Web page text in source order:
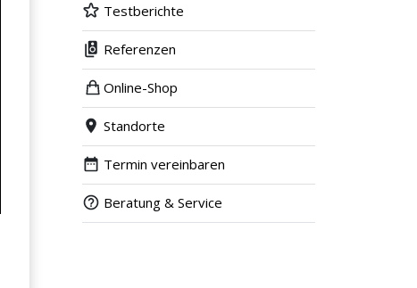
Testberichte
Referenzen
Online-Shop
Standorte
Termin vereinbaren
Beratung & Service